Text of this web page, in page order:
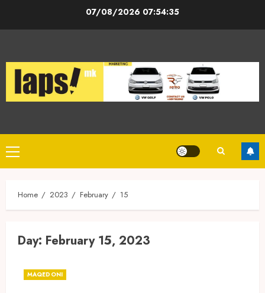
07/08/2026 07:54:35
Primary
Menu
Home 2023 February 15
Day: February 15, 2023
MAQEDONI